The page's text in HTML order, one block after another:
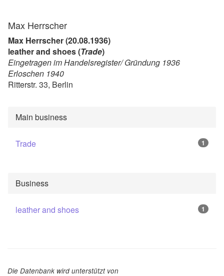
Max Herrscher
Max Herrscher (20.08.1936)
leather and shoes (Trade)
Eingetragen im Handelsregister/ Gründung 1936
Erloschen 1940
Ritterstr. 33, Berlin
Main business
Trade 1
Business
leather and shoes 1
Die Datenbank wird unterstützt von